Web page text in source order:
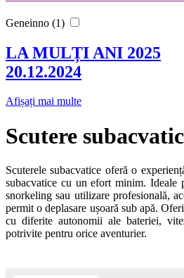
Geneinno (1)
LA MULȚI ANI 2025
20.12.2024
Afișați mai multe
Scutere
Scuterele subacvatice oferă o
subacvatice cu un efort minim. Ideale
snorkeling sau utilizare profesională,
permit o deplasare ușoară sub apă.
cu diferite autonomii ale bateriei,
potrivite pentru orice aventurier.